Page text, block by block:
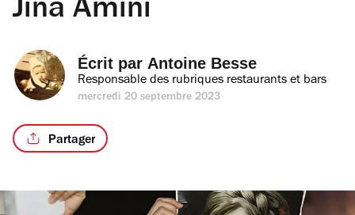
Jina Amini
Écrit par Antoine Besse
Responsable des rubriques restaurants et bars
mercredi 20 septembre 2023
Partager